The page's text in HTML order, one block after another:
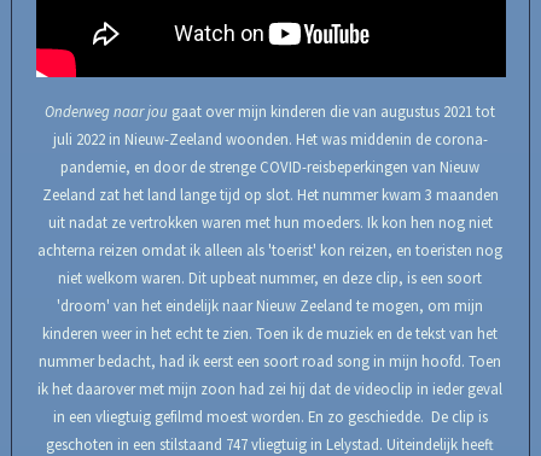
Onderweg naar jou gaat over mijn kinderen die van augustus 2021 tot
juli 2022 in Nieuw-Zeeland woonden. Het was middenin de corona-
pandemie, en door de strenge COVID-reisbeperkingen van Nieuw
Zeeland zat het land lange tijd op slot. Het nummer kwam 3 maanden
uit nadat ze vertrokken waren met hun moeders. Ik kon hen nog niet
achterna reizen omdat ik alleen als 'toerist' kon reizen, en toeristen nog
niet welkom waren. Dit upbeat nummer, en deze clip, is een soort
'droom' van het eindelijk naar Nieuw Zeeland te mogen, om mijn
kinderen weer in het echt te zien. Toen ik de muziek en de tekst van het
nummer bedacht, had ik eerst een soort road song in mijn hoofd. Toen
ik het daarover met mijn zoon had zei hij dat de videoclip in ieder geval
in een vliegtuig gefilmd moest worden. En zo geschiedde. De clip is
geschoten in een stilstaand 747 vliegtuig in Lelystad. Uiteindelijk heeft